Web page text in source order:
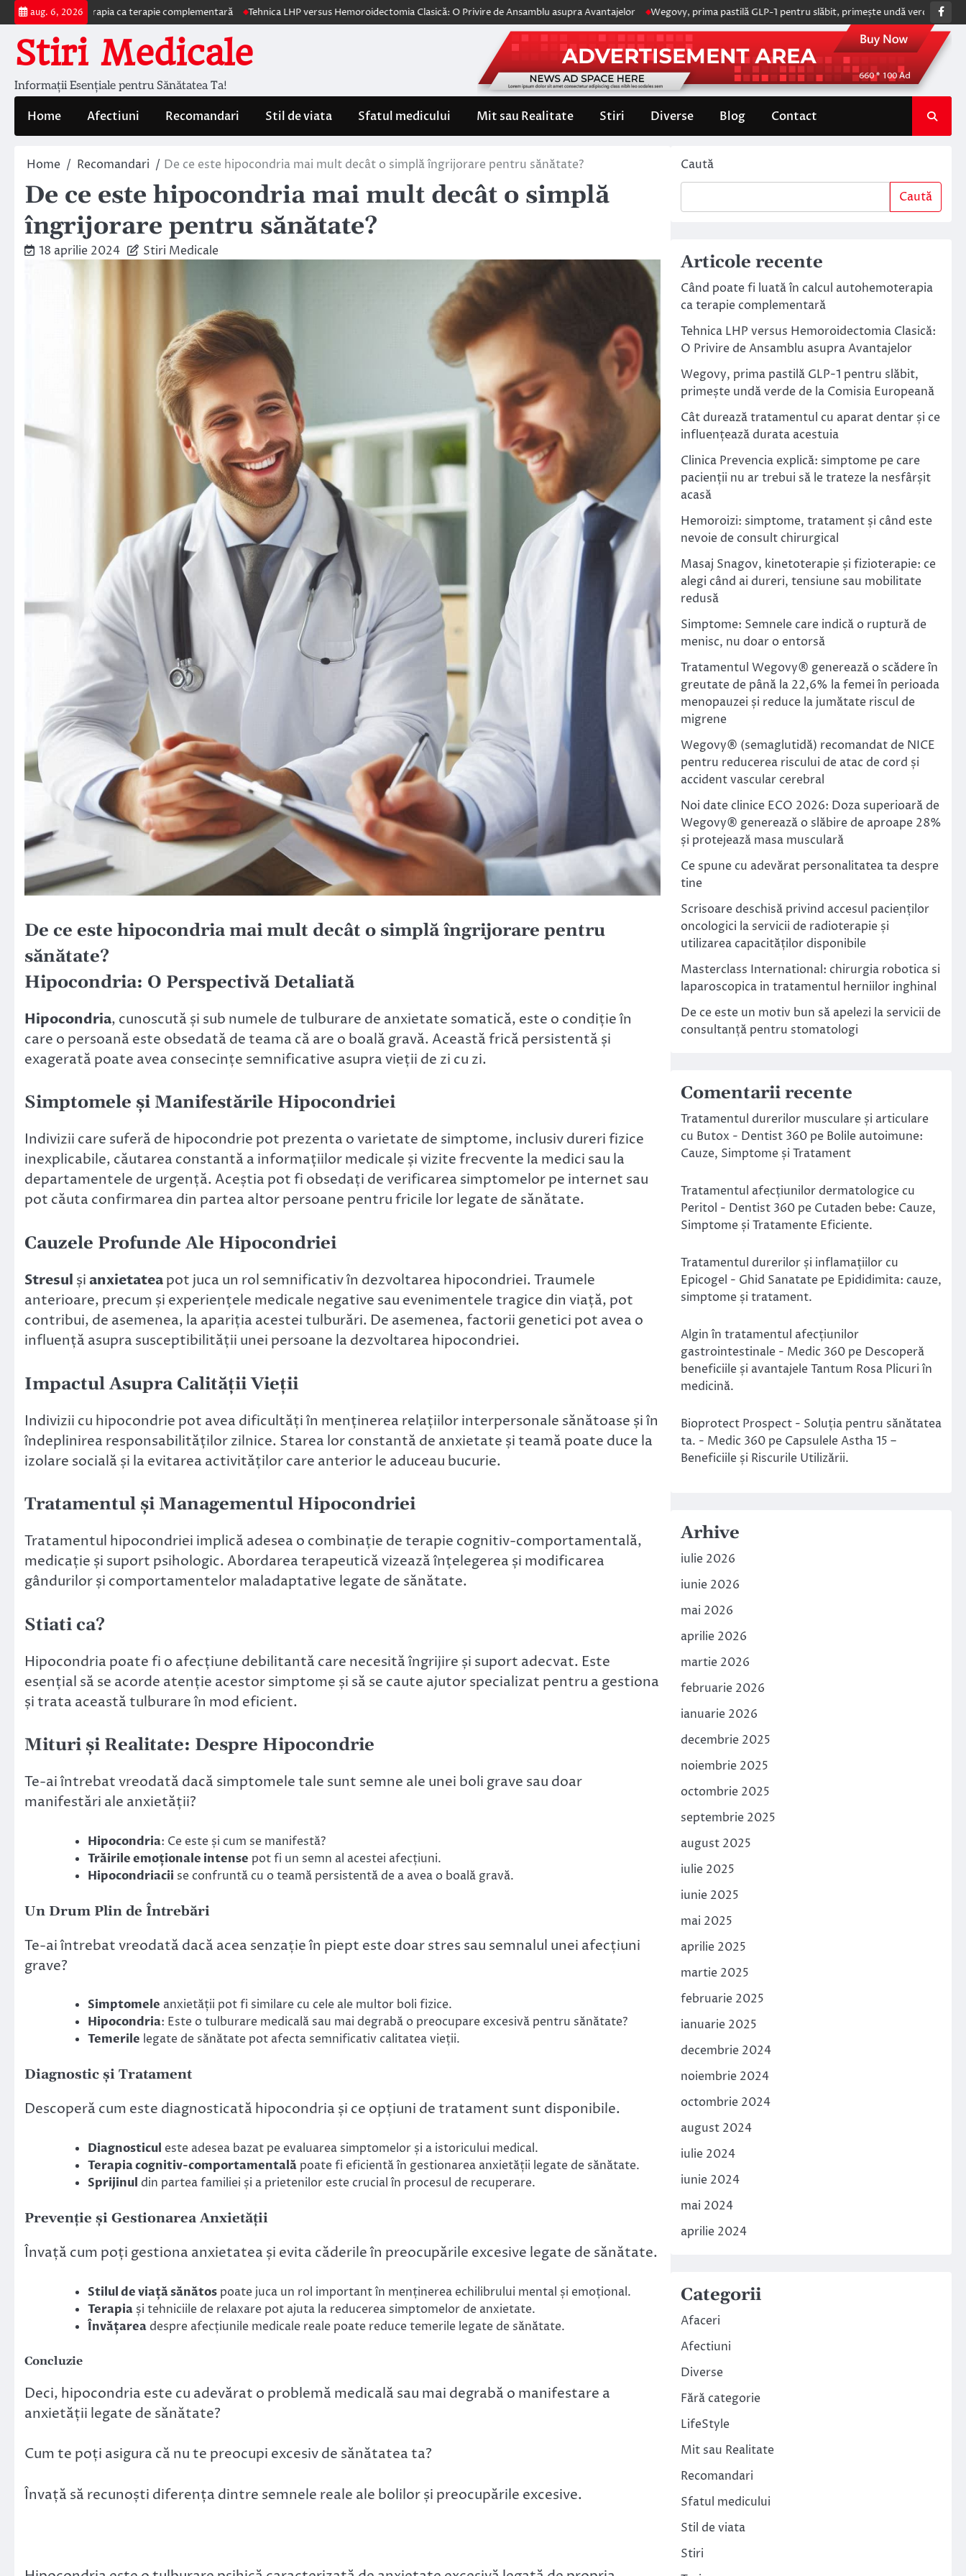
Skip
to
content
aug. 6, 2026ca terapie complementară Tehnica LHP versus Hemoroidectomia Clasică: O Privire de Ansamblu asupra Avantajelor Wegovy, prima pastilă GLP-1 pentru slăbit, primește undă verde de la Comisia
Stiri Medicale
Informații Esențiale pentru Sănătatea Ta!
Home Afectiuni Recomandari Stil de viata Sfatul medicului Mit sau Realitate Stiri Diverse Blog Contact
Home Recomandari De ce este hipocondria mai mult decât o simplă îngrijorare pentru sănătate?
De ce este hipocondria mai mult decât o simplă
îngrijorare pentru sănătate?
18 aprilie 2024 Stiri Medicale
De ce este hipocondria mai mult decât o simplă îngrijorare pentru
sănătate?
Hipocondria: O Perspectivă Detaliată
Hipocondria, cunoscută și sub numele de tulburare de anxietate somatică, este o condiție în
care o persoană este obsedată de teama că are o boală gravă. Această frică persistentă și
exagerată poate avea consecințe semnificative asupra vieții de zi cu zi.
Simptomele și Manifestările Hipocondriei
Indivizii care suferă de hipocondrie pot prezenta o varietate de simptome, inclusiv dureri fizice
inexplicabile, căutarea constantă a informațiilor medicale și vizite frecvente la medici sau la
departamentele de urgență. Aceștia pot fi obsedați de verificarea simptomelor pe internet sau
pot căuta confirmarea din partea altor persoane pentru fricile lor legate de sănătate.
Cauzele Profunde Ale Hipocondriei
Stresul șianxietateapot juca un rol semnificativ în dezvoltarea hipocondriei. Traumele
anterioare, precum și experiențele medicale negative sau evenimentele tragice din viață, pot
contribui, de asemenea, la apariția acestei tulburări. De asemenea, factorii genetici pot avea o
influență asupra susceptibilității unei persoane la dezvoltarea hipocondriei.
Impactul Asupra Calității Vieții
Indivizii cu hipocondrie pot avea dificultăți în menținerea relațiilor interpersonale sănătoase și în
îndeplinirea responsabilităților zilnice. Starea lor constantă de anxietate și teamă poate duce la
izolare socială și la evitarea activităților care anterior le aduceau bucurie.
Tratamentul și Managementul Hipocondriei
Tratamentul hipocondriei implică adesea o combinație de terapie cognitiv-comportamentală,
medicație și suport psihologic. Abordarea terapeutică vizează înțelegerea și modificarea
gândurilor și comportamentelor maladaptative legate de sănătate.
Stiati ca?
Hipocondria poate fi o afecțiune debilitantă care necesită îngrijire și suport adecvat. Este
esențial să se acorde atenție acestor simptome și să se caute ajutor specializat pentru a gestiona
și trata această tulburare în mod eficient.
Mituri și Realitate: Despre Hipocondrie
Te-ai întrebat vreodată dacă simptomele tale sunt semne ale unei boli grave sau doar
manifestări ale anxietății?
Hipocondria: Ce este și cum se manifestă?
Trăirile emoționale intense pot fi un semn al acestei afecțiuni.
Hipocondriacii se confruntă cu o teamă persistentă de a avea o boală gravă.
Un Drum Plin de Întrebări
Te-ai întrebat vreodată dacă acea senzație în piept este doar stres sau semnalul unei afecțiuni
grave?
Simptomele anxietății pot fi similare cu cele ale multor boli fizice.
Hipocondria: Este o tulburare medicală sau mai degrabă o preocupare excesivă pentru sănătate?
Temerile legate de sănătate pot afecta semnificativ calitatea vieții.
Diagnostic și Tratament
Descoperă cum este diagnosticată hipocondria și ce opțiuni de tratament sunt disponibile.
Diagnosticul este adesea bazat pe evaluarea simptomelor și a istoricului medical.
Terapia cognitiv-comportamentală poate fi eficientă în gestionarea anxietății legate de sănătate.
Sprijinul din partea familiei și a prietenilor este crucial în procesul de recuperare.
Prevenție și Gestionarea Anxietății
Învață cum poți gestiona anxietatea și evita căderile în preocupările excesive legate de sănătate.
Stilul de viață sănătos poate juca un rol important în menținerea echilibrului mental și emoțional.
Terapia și tehniciile de relaxare pot ajuta la reducerea simptomelor de anxietate.
Învățarea despre afecțiunile medicale reale poate reduce temerile legate de sănătate.
Concluzie
Deci, hipocondria este cu adevărat o problemă medicală sau mai degrabă o manifestare a
anxietății legate de sănătate?
Cum te poți asigura că nu te preocupi excesiv de sănătatea ta?
Învață să recunoști diferența dintre semnele reale ale bolilor și preocupările excesive.
Caută
Caută
Articole recente
Când poate fi luată în calcul autohemoterapia
ca terapie complementară
Tehnica LHP versus Hemoroidectomia Clasică:
O Privire de Ansamblu asupra Avantajelor
Wegovy, prima pastilă GLP-1 pentru slăbit,
primește undă verde de la Comisia Europeană
Cât durează tratamentul cu aparat dentar și ce
influențează durata acestuia
Clinica Prevencia explică: simptome pe care
pacienții nu ar trebui să le trateze la nesfârșit
acasă
Hemoroizi: simptome, tratament și când este
nevoie de consult chirurgical
Masaj Snagov, kinetoterapie și fizioterapie: ce
alegi când ai dureri, tensiune sau mobilitate
redusă
Simptome: Semnele care indică o ruptură de
menisc, nu doar o entorsă
Tratamentul Wegovy® generează o scădere în
greutate de până la 22,6% la femei în perioada
menopauzei și reduce la jumătate riscul de
migrene
Wegovy® (semaglutidă) recomandat de NICE
pentru reducerea riscului de atac de cord și
accident vascular cerebral
Noi date clinice ECO 2026: Doza superioară de
Wegovy® generează o slăbire de aproape 28%
și protejează masa musculară
Ce spune cu adevărat personalitatea ta despre
tine
Scrisoare deschisă privind accesul pacienților
oncologici la servicii de radioterapie și
utilizarea capacităților disponibile
Masterclass International: chirurgia robotica si
laparoscopica in tratamentul herniilor inghinal
De ce este un motiv bun să apelezi la servicii de
consultanță pentru stomatologi
Comentarii recente
Tratamentul durerilor musculare și articulare
cu Butox - Dentist 360pe Bolile autoimune:
Cauze, Simptome și Tratament
Tratamentul afecțiunilor dermatologice cu
Peritol - Dentist 360pe Cutaden bebe: Cauze,
Simptome și Tratamente Eficiente.
Tratamentul durerilor și inflamațiilor cu
Epicogel - Ghid Sanatatepe Epididimita: cauze,
simptome și tratament.
Algin în tratamentul afecțiunilor
gastrointestinale - Medic 360pe Descoperă
beneficiile și avantajele Tantum Rosa Plicuri în
medicină.
Bioprotect Prospect - Soluția pentru sănătatea
ta. - Medic 360pe Capsulele Astha 15 –
Beneficiile și Riscurile Utilizării.
Arhive
iulie 2026
iunie 2026
mai 2026
aprilie 2026
martie 2026
februarie 2026
ianuarie 2026
decembrie 2025
noiembrie 2025
octombrie 2025
septembrie 2025
august 2025
iulie 2025
iunie 2025
mai 2025
aprilie 2025
martie 2025
februarie 2025
ianuarie 2025
decembrie 2024
noiembrie 2024
octombrie 2024
august 2024
iulie 2024
iunie 2024
mai 2024
aprilie 2024
Categorii
Afaceri
Afectiuni
Diverse
Fără categorie
LifeStyle
Mit sau Realitate
Recomandari
Sfatul medicului
Stil de viata
Stiri